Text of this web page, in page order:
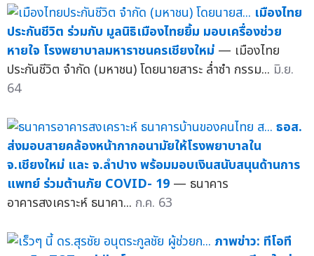
เมืองไทย
ประกันชีวิต ร่วมกับ มูลนิธิเมืองไทยยิ้ม มอบเครื่องช่วย
หายใจ โรงพยาบาลมหาราชนครเชียงใหม่ — เมืองไทย
ประกันชีวิต จำกัด (มหาชน) โดยนายสาระ ล่ำซำ กรรม... มิ.ย.
64
ธอส.
ส่งมอบสายคล้องหน้ากากอนามัยให้โรงพยาบาลใน
จ.เชียงใหม่ และ จ.ลำปาง พร้อมมอบเงินสนับสนุนด้านการ
แพทย์ ร่วมต้านภัย COVID- 19 — ธนาคาร
อาคารสงเคราะห์ ธนาคา... ก.ค. 63
ภาพข่าว: ทีโอที